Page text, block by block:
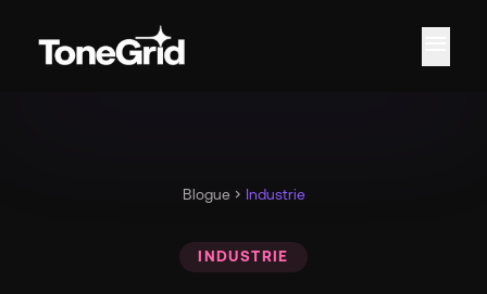
Bloguechevron_right Industrie
INDUSTRIE